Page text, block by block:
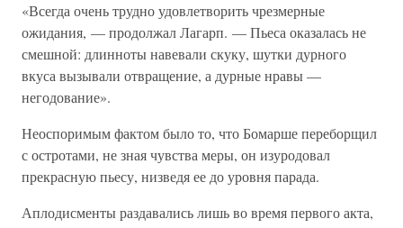
«Всегда очень трудно удовлетворить чрезмерные
ожидания, — продолжал Лагарп. — Пьеса оказалась не
смешной: длинноты навевали скуку, шутки дурного
вкуса вызывали отвращение, а дурные нравы —
негодование».
Неоспоримым фактом было то, что Бомарше переборщил
с остротами, не зная чувства меры, он изуродовал
прекрасную пьесу, низведя ее до уровня парада.
Аплодисменты раздавались лишь во время первого акта,